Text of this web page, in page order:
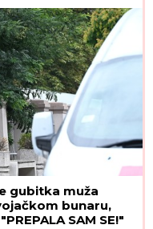
gubitka muža
bunaru,
SAM SE!"